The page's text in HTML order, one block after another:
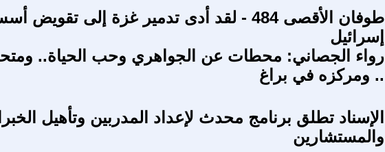
طوفان الأقصى 484 - لقد أدى تدمير غزة إلى
إسرائيل
رواء الجصاني: محطات عن الجواهري وحب الحياة..
.. ومركزه في براغ
الإسناد تطلق برنامج محدث لإعداد المدربين وتأهيل
والمستشارين